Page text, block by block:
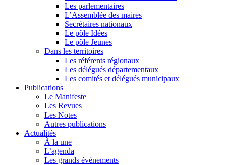
Les parlementaires
L’Assemblée des maires
Secrétaires nationaux
Le pôle Idées
Le pôle Jeunes
Dans les territoires
Les référents régionaux
Les délégués départementaux
Les comités et délégués municipaux
Publications
Le Manifeste
Les Revues
Les Notes
Autres publications
Actualités
À la une
L’agenda
Les grands événements